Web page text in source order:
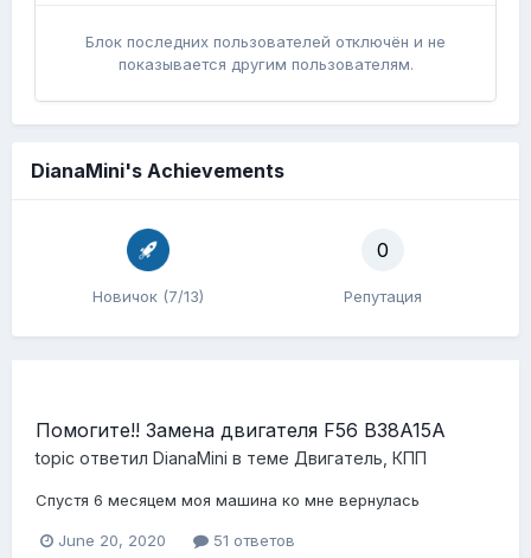
Блок последних пользователей отключён и не
показывается другим пользователям.
DianaMini's Achievements
Новичок (7/13)
0
Репутация
Помогите!! Замена двигателя F56 B38A15A
topic ответил DianaMini в теме Двигатель, КПП
Спустя 6 месяцем моя машина ко мне вернулась
June 20, 2020 51 ответов